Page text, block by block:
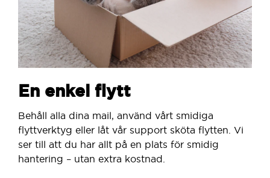
En enkel flytt
Behåll alla dina mail, använd vårt smidiga
flyttverktyg eller låt vår support sköta flytten. Vi
ser till att du har allt på en plats för smidig
hantering – utan extra kostnad.